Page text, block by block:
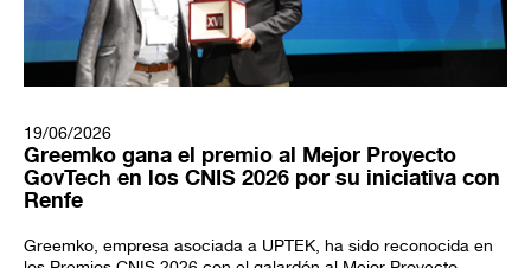
19/06/2026
Greemko gana el premio al Mejor Proyecto
GovTech en los CNIS 2026 por su iniciativa con
Renfe
Greemko, empresa asociada a UPTEK, ha sido reconocida en